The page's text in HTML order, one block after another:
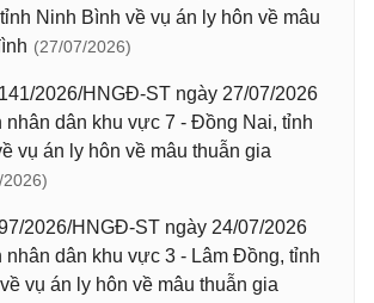
Ninh Bình về vụ án ly hôn về mâu
(27/07/2026)
2026/HNGĐ-ST ngày 27/07/2026
nhân dân khu vực 7 - Đồng Nai, tỉnh
vụ án ly hôn về mâu thuẫn gia
2026/HNGĐ-ST ngày 24/07/2026
nhân dân khu vực 3 - Lâm Đồng, tỉnh
vụ án ly hôn về mâu thuẫn gia